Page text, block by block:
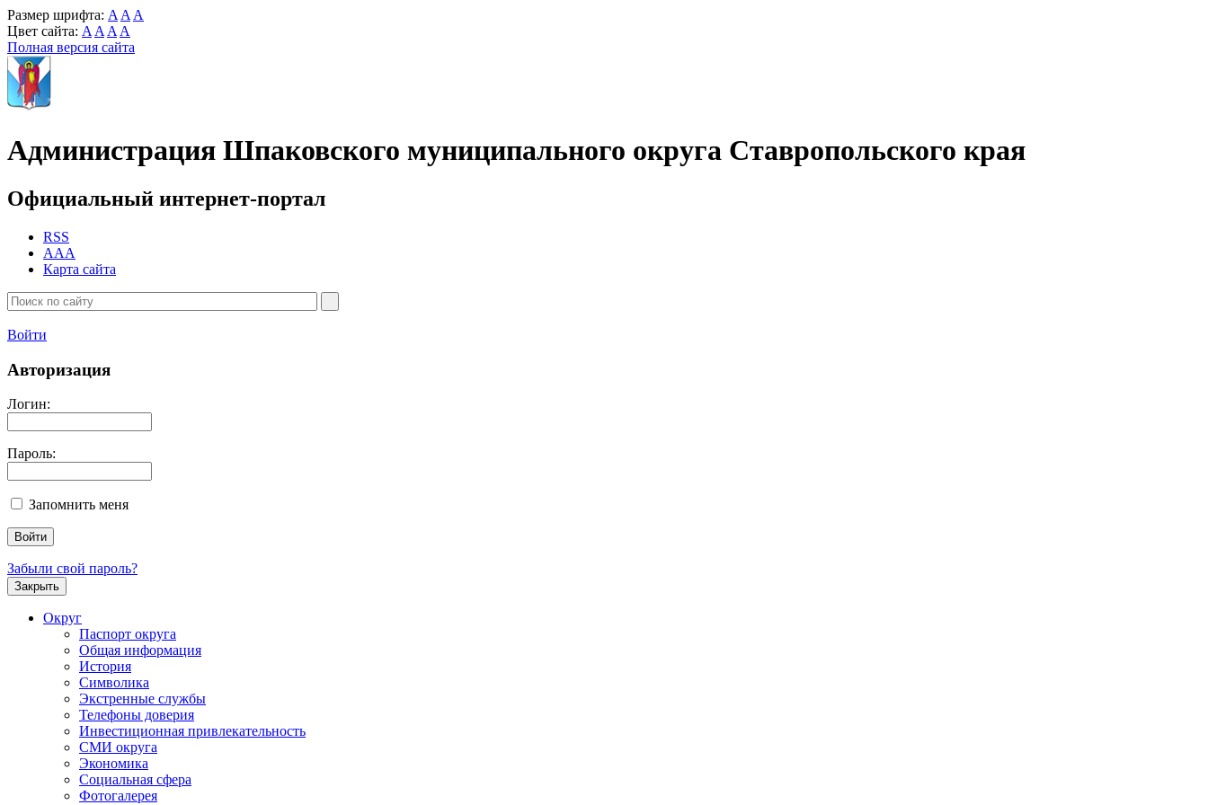
Размер шрифта: A A A
Цвет сайта: A A A A
Полная версия сайта
Администрация Шпаковского муниципального округа Ставропольского края
Официальный интернет-портал
RSS
AAA
Карта сайта
Войти
Авторизация
Логин:
Пароль:
Запомнить меня
Забыли свой пароль?
Закрыть
Округ
Паспорт округа
Общая информация
История
Символика
Экстренные службы
Телефоны доверия
Инвестиционная привлекательность
СМИ округа
Экономика
Социальная сфера
Фотогалерея